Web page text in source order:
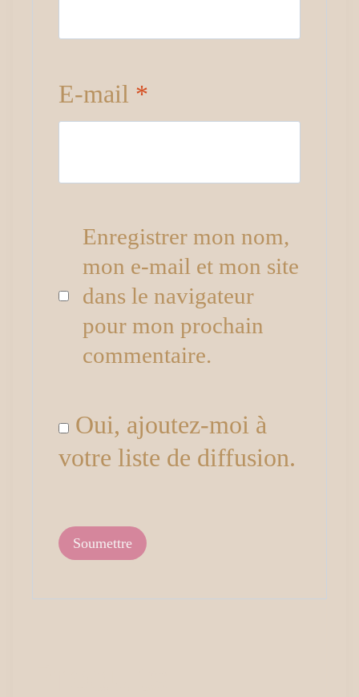
E-mail *
Enregistrer mon nom,
mon e-mail et mon site
dans le navigateur
pour mon prochain
commentaire.
Oui, ajoutez-moi à
votre liste de diffusion.